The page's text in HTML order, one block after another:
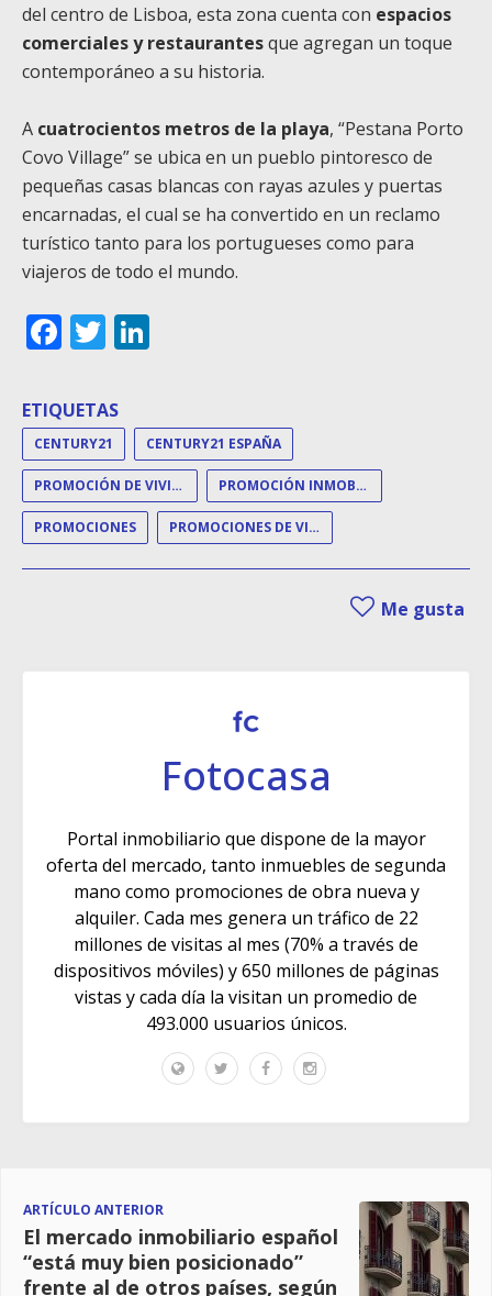
del centro de Lisboa, esta zona cuenta con espacios
comerciales y restaurantesque agregan un toque
contemporáneo a su historia.
A cuatrocientos metros de la playa, “Pestana Porto
Covo Village” se ubica en un pueblo pintoresco de
pequeñas casas blancas con rayas azules y puertas
encarnadas, el cual se ha convertido en un reclamo
turístico tanto para los portugueses como para
viajeros de todo el mundo.
Facebook
Twitter
ETIQUETAS
CENTURY21 CENTURY21 ESPAÑA
PROMOCIÓN DE VIVIENDAS PROMOCIÓN INMOBILIARIA
PROMOCIONES PROMOCIONES DE VIVIENDA
Me gusta
Fotocasa
Portal inmobiliario que dispone de la mayor
oferta del mercado, tanto inmuebles de segunda
mano como promociones de obra nueva y
alquiler. Cada mes genera un tráfico de 22
millones de visitas al mes (70% a través de
dispositivos móviles) y 650 millones de páginas
vistas y cada día la visitan un promedio de
493.000 usuarios únicos.
ARTÍCULO ANTERIOR
El mercado inmobiliario español
“está muy bien posicionado”
frente al de otros países, según